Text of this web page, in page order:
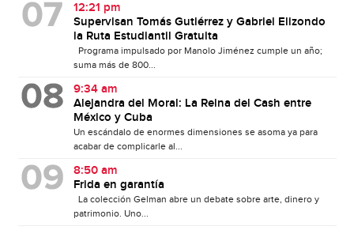
12:21 pm
Supervisan Tomás Gutiérrez y Gabriel Elizondo
la Ruta Estudiantil Gratuita
Programa impulsado por Manolo Jiménez cumple un año;
suma más de 800...
9:34 am
Alejandra del Moral: La Reina del Cash entre
México y Cuba
Un escándalo de enormes dimensiones se asoma ya para
acabar de complicarle al...
8:50 am
Frida en garantía
La colección Gelman abre un debate sobre arte, dinero y
patrimonio. Uno...